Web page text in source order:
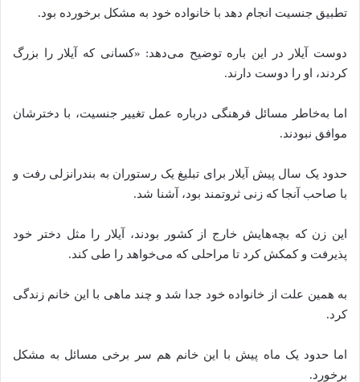
تطبیق جنسیت انجام دهد با خانواده خود به مشکل برخورده بود.
دوست آیلار در این باره توضیح می‌دهد: «کسانی که آیلار را بزرگ
کردند، او را دوست دارند.
اما به‌خاطر مسائل فرهنگی درباره عمل تغییر جنسیت، با دخترشان
موافق نبودند.
حدود یک سال پیش آیلار برای تبلیغ یک رستوران به بندرانزلی رفت و
با صاحب آنجا که زنی ثروتمند بود، آشنا شد.
این زن که بچه‌هایش خارج از کشور بودند، آیلار را مثل دختر خود
پذیرفت و کمکش کرد تا مراحلی که می‌خواهد را طی کند.
به همین علت از خانواده خود جدا شد و چند ماهی با این خانم زندگی
کرد.
اما حدود یک ماه پیش با این خانم هم سر برخی مسائل به مشکل
برخورد.